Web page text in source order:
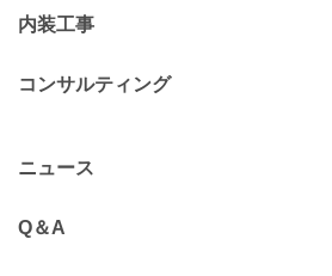
内装工事
コンサルティング
ニュース
Q＆A